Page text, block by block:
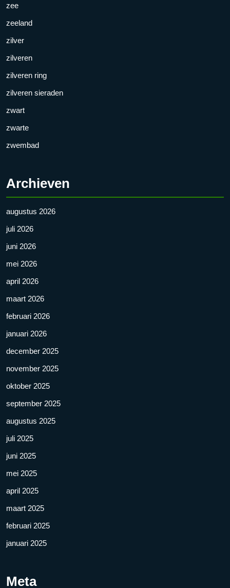
zee
zeeland
zilver
zilveren
zilveren ring
zilveren sieraden
zwart
zwarte
zwembad
Archieven
augustus 2026
juli 2026
juni 2026
mei 2026
april 2026
maart 2026
februari 2026
januari 2026
december 2025
november 2025
oktober 2025
september 2025
augustus 2025
juli 2025
juni 2025
mei 2025
april 2025
maart 2025
februari 2025
januari 2025
Meta